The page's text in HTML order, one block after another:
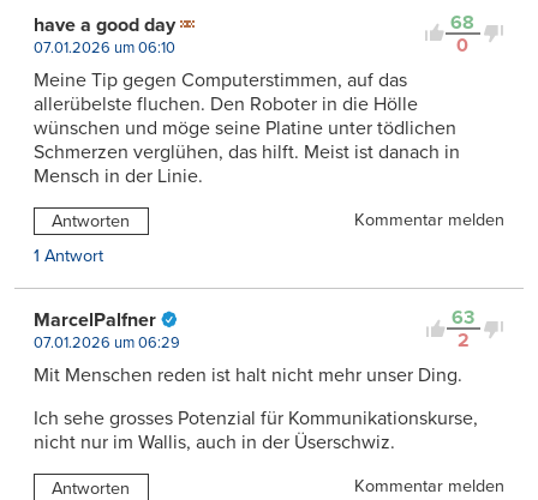
68
0
have a good day
07.01.2026 um 06:10
Meine Tip gegen Computerstimmen, auf das
allerübelste fluchen. Den Roboter in die Hölle
wünschen und möge seine Platine unter tödlichen
Schmerzen verglühen, das hilft. Meist ist danach in
Mensch in der Linie.
Antworten
Kommentar melden
1 Antwort
63
2
MarcelPalfner
07.01.2026 um 06:29
Mit Menschen reden ist halt nicht mehr unser Ding.
Ich sehe grosses Potenzial für Kommunikationskurse,
nicht nur im Wallis, auch in der Üserschwiz.
Antworten
Kommentar melden